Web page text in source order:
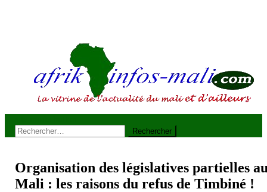
AFRIKINFOS MALI
La vitrine de l'actualité du Mali et d'ailleurs
Rechercher :
Organisation des législatives partielles
Mali : les raisons du refus de Timbiné !